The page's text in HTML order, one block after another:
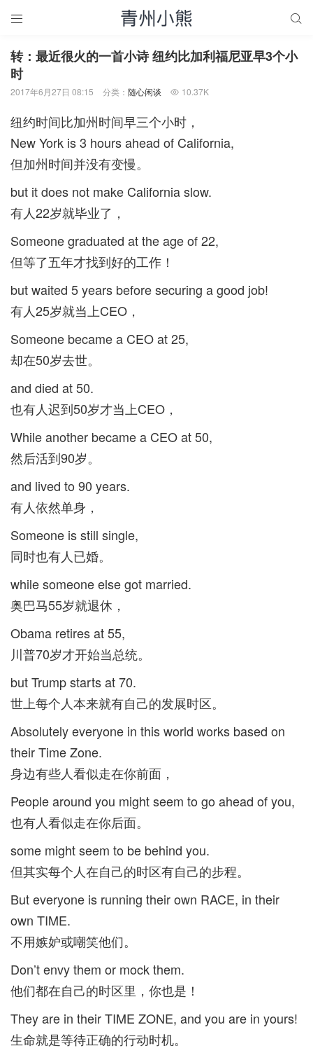
 
转：最近很火的一首小诗 纽约比加利福尼亚早3个小
时
2017年6月27日 08:15 分类： 随心闲谈  10.37K
纽约时间比加州时间早三个小时，
New York is 3 hours ahead of California,
但加州时间并没有变慢。
but it does not make California slow.
有人22岁就毕业了，
Someone graduated at the age of 22,
但等了五年才找到好的工作！
but waited 5 years before securing a good job!
有人25岁就当上CEO，
Someone became a CEO at 25,
却在50岁去世。
and died at 50.
也有人迟到50岁才当上CEO，
While another became a CEO at 50,
然后活到90岁。
and lived to 90 years.
有人依然单身，
Someone is still single,
同时也有人已婚。
while someone else got married.
奥巴马55岁就退休，
Obama retires at 55,
川普70岁才开始当总统。
but Trump starts at 70.
世上每个人本来就有自己的发展时区。
Absolutely everyone in this world works based on
their Time Zone.
身边有些人看似走在你前面，
People around you might seem to go ahead of you,
也有人看似走在你后面。
some might seem to be behind you.
但其实每个人在自己的时区有自己的步程。
But everyone is running their own RACE, in their
own TIME.
不用嫉妒或嘲笑他们。
Don’t envy them or mock them.
他们都在自己的时区里，你也是！
They are in their TIME ZONE, and you are in yours!
生命就是等待正确的行动时机。